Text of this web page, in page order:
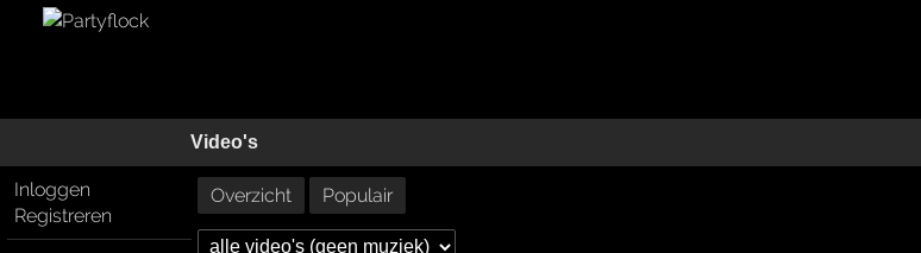
Video's
Inloggen
Registreren
Overzicht Populair